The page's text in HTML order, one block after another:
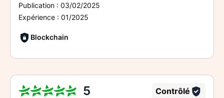
Publication : 03/02/2025
Expérience : 01/2025
Blockchain
5 Contrôlé